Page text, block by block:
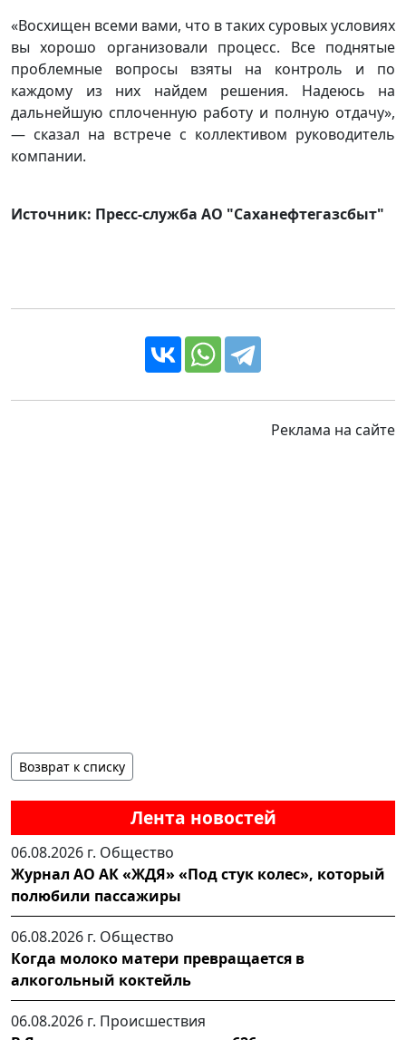
Лента новостей
06.08.2026 г. Общество
Журнал АО АК «ЖДЯ» «Под стук колес», который
полюбили пассажиры
06.08.2026 г. Общество
Когда молоко матери превращается в
алкогольный коктейль
06.08.2026 г. Происшествия
«Восхищен всеми вами, что в таких суровых условиях
вы хорошо организовали процесс. Все поднятые
проблемные вопросы взяты на контроль и по
каждому из них найдем решения. Надеюсь на
дальнейшую сплоченную работу и полную отдачу»,
— сказал на встрече с коллективом руководитель
компании.
Источник: Пресс-служба АО "Саханефтегазсбыт"
Реклама на сайте
Возврат к списку